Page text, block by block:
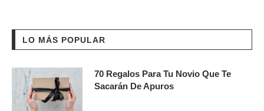
LO MÁS POPULAR
70 Regalos Para Tu Novio Que Te
Sacarán De Apuros